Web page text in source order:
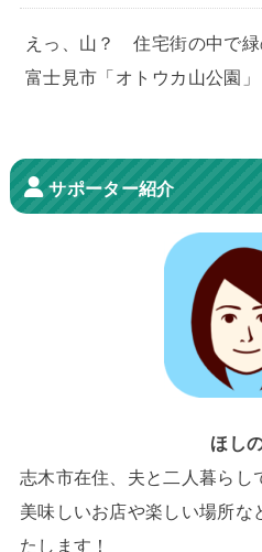
えっ、山？ 住宅街の中で緑
富士見市「オトウカ山公園」
サポーター紹介
ほし
志木市在住、夫と二人暮らし
美味しいお店や楽しい場所な
たします！